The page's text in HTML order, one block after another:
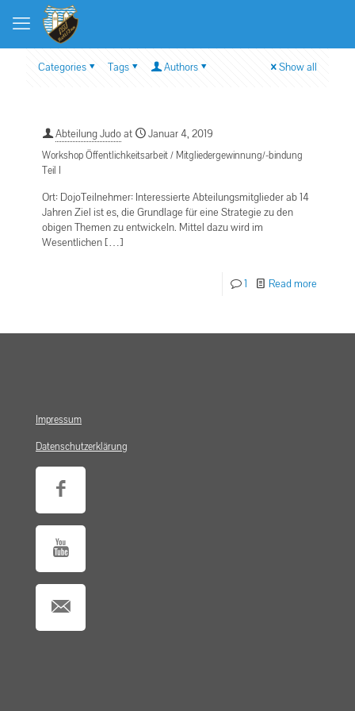
Categories Tags Authors Show all
Abteilung Judoat Januar 4, 2019
Workshop Öffentlichkeitsarbeit / Mitgliedergewinnung/-bindung
Teil I
Ort: DojoTeilnehmer: Interessierte Abteilungsmitglieder ab 14
Jahren Ziel ist es, die Grundlage für eine Strategie zu den
obigen Themen zu entwickeln. Mittel dazu wird im
Wesentlichen[…]
1 Read more
Impressum
Datenschutzerklärung